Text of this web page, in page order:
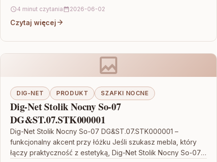
4 minut czytania 2026-06-02
Czytaj więcej
DIG-NET PRODUKT SZAFKI NOCNE
Dig-Net Stolik Nocny So-07
DG&ST.07.STK000001
Dig-Net Stolik Nocny So-07 DG&ST.07.STK000001 –
funkcjonalny akcent przy łóżku Jeśli szukasz mebla, który
łączy praktyczność z estetyką, Dig-Net Stolik Nocny So-07